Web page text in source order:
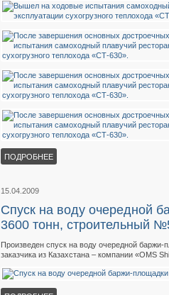
ПОДРОБНЕЕ
15.04.2009
Спуск на воду очередной
3600 тонн, строительный
Произведен спуск на воду очередной
заказчика из Казахстана – компании «OMS